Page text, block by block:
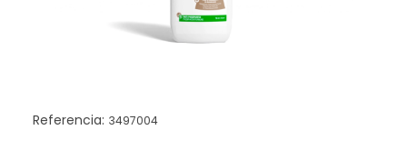
Referencia: 3497004